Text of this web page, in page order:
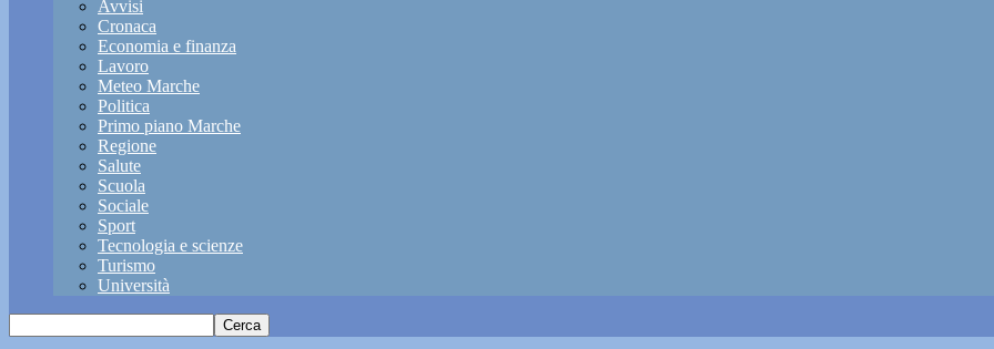
Avvisi
Cronaca
Economia e finanza
Lavoro
Meteo Marche
Politica
Primo piano Marche
Regione
Salute
Scuola
Sociale
Sport
Tecnologia e scienze
Turismo
Università